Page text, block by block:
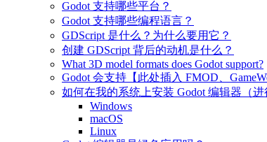
Godot 支持哪些平台？
Godot 支持哪些编程语言？
GDScript 是什么？为什么要用它？
创建 GDScript 背后的动机是什么？
What 3D model formats does Godot support?
Godot 会支持【此处插入 FMOD、
如何在我的系统上安装 Godot 编辑器（进
Windows
macOS
Linux